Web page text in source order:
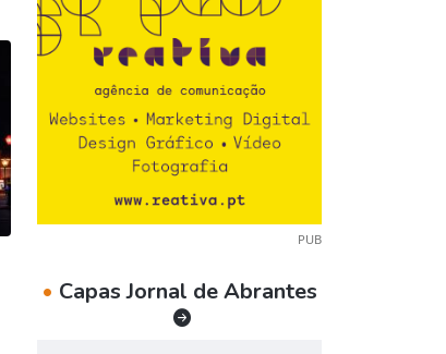
PUB
• Capas Jornal de Abrantes